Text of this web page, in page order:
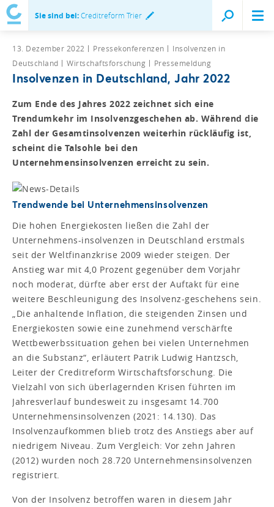
Sie sind bei:Creditreform Trier
13. Dezember 2022 Pressekonferenzen
Insolvenzen in
Deutschland
Wirtschaftsforschung Pressemeldung
Insolvenzen in Deutschland, Jahr 2022
Zum Ende des Jahres 2022 zeichnet sich eine
Trendumkehr im Insolvenzgeschehen ab. Während die
Zahl der Gesamtinsolvenzen weiterhin rückläufig ist,
scheint die Talsohle bei den
Unternehmensinsolvenzen erreicht zu sein.
Trendwende bei Unternehmensinsolvenzen
Die hohen Energiekosten ließen die Zahl der
Unternehmens-insolvenzen in Deutschland erstmals
seit der Weltfinanzkrise 2009 wieder steigen. Der
Anstieg war mit 4,0 Prozent gegenüber dem Vorjahr
noch moderat, dürfte aber erst der Auftakt für eine
weitere Beschleunigung des Insolvenz-geschehens sein.
„Die anhaltende Inflation, die steigenden Zinsen und
Energiekosten sowie eine zunehmend verschärfte
Wettbewerbssituation gehen bei vielen Unternehmen
an die Substanz“, erläutert Patrik Ludwig Hantzsch,
Leiter der Creditreform Wirtschaftsforschung. Die
Vielzahl von sich überlagernden Krisen führten im
Jahresverlauf bundesweit zu insgesamt 14.700
Unternehmensinsolvenzen (2021: 14.130). Das
Insolvenzaufkommen blieb trotz des Anstiegs aber auf
niedrigem Niveau. Zum Vergleich: Vor zehn Jahren
(2012) wurden noch 28.720 Unternehmensinsolvenzen
registriert.
Von der Insolvenz betroffen waren in diesem Jahr